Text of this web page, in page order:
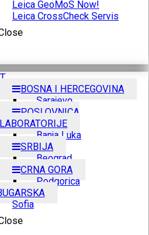
Leica GeoMoS Now!
Leica CrossCheck Servis
BOSNA I HERCEGOVINA
Sarajevo
POSLOVNICA
LABORATORIJE
Banja Luka
SRBIJA
Beograd
CRNA GORA
Podgorica
Sofia